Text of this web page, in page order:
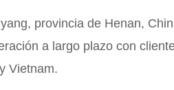
provincia de Henan,
a largo plazo con
Vietnam.